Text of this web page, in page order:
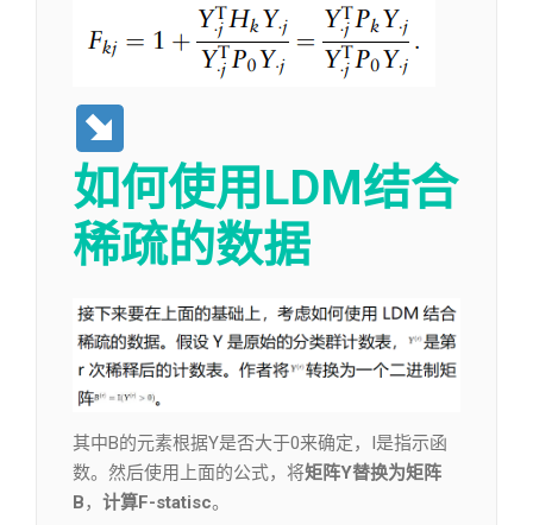
如何使用LDM结合
稀疏的数据
其中B的元素根据Y是否大于0来确定，I是指示函
数。然后使用上面的公式，将矩阵Y替换为矩阵
B， 计算F-statisc。